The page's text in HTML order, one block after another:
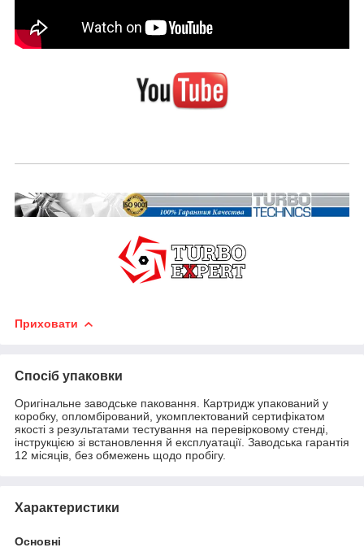
Приховати
Спосіб упаковки
Оригінальне заводське паковання. Картридж упакований у
коробку, опломбірований, укомплектований сертифікатом
якості з результатами тестування на перевірковому стенді,
інструкцією зі встановлення й експлуатації. Заводська гарантія
12 місяців, без обмежень щодо пробігу.
Характеристики
Основні